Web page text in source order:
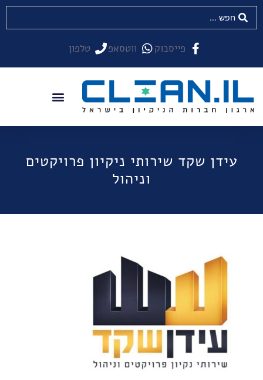
פייסבוק ווטסאפ טלפון
עידן שקד שירותי ניקיון פרויקטים
וניהול